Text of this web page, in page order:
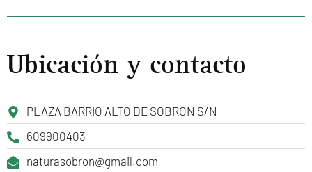
Ubicación y contacto
PLAZA BARRIO ALTO DE SOBRON S/N
609900403
naturasobron@gmail.com